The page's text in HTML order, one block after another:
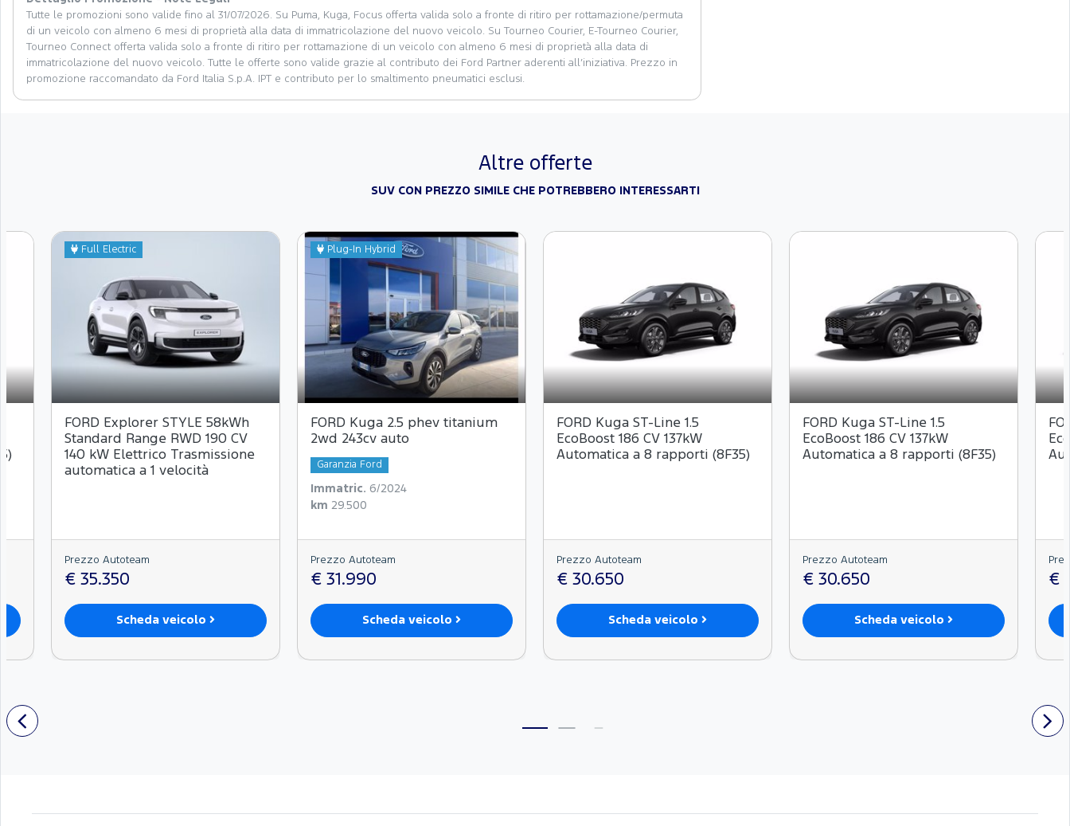
Tutte le promozioni sono valide fino al 31/07/2026. Su Puma, Kuga, Focus offerta valida solo a fronte di ritiro per rottamazione/permuta
di un veicolo con almeno 6 mesi di proprietà alla data di immatricolazione del nuovo veicolo. Su Tourneo Courier, E-Tourneo Courier,
Tourneo Connect offerta valida solo a fronte di ritiro per rottamazione di un veicolo con almeno 6 mesi di proprietà alla data di
immatricolazione del nuovo veicolo. Tutte le offerte sono valide grazie al contributo dei Ford Partner aderenti all’iniziativa. Prezzo in
promozione raccomandato da Ford Italia S.p.A. IPT e contributo per lo smaltimento pneumatici esclusi.
Altre offerte
SUV CON PREZZO SIMILE CHE POTREBBERO INTERESSARTI
Full Electric
FORD Explorer STYLE 58kWh
Standard Range RWD 190 CV
140 kW Elettrico Trasmissione
automatica a 1 velocità
Prezzo Autoteam
€ 35.350
Scheda veicolo
Plug-In Hybrid
FORD Kuga 2.5 phev titanium
2wd 243cv auto
Garanzia Ford
Immatric. 6/2024
km 29.500
Prezzo Autoteam
€ 31.990
Scheda veicolo
FORD Kuga ST-Line 1.5
EcoBoost 186 CV 137kW
Automatica a 8 rapporti (8F35)
Prezzo Autoteam
€ 30.650
Scheda veicolo
FORD Kuga ST-Line 1.5
EcoBoost 186 CV 137kW
Automatica a 8 rapporti (8F35)
Prezzo Autoteam
€ 30.650
Scheda veicolo
€